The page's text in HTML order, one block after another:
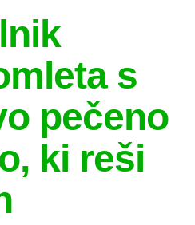
s
pečeno
ki reši